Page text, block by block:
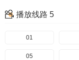
播放线路 5
01
05